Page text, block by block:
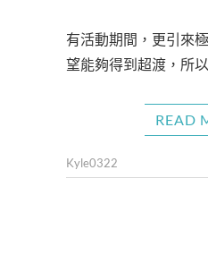
有活動期間，更引來
望能夠得到超渡，所
READ
Kyle0322